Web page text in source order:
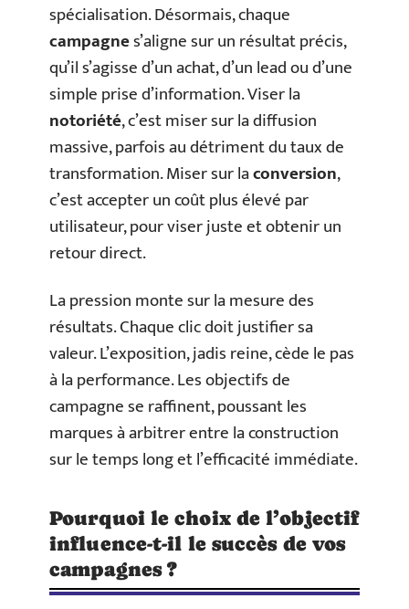
spécialisation. Désormais, chaque
campagnes’aligne sur un résultat précis,
qu’il s’agisse d’un achat, d’un lead ou d’une
simple prise d’information. Viser la
notoriété, c’est miser sur la diffusion
massive, parfois au détriment du taux de
transformation. Miser sur laconversion,
c’est accepter un coût plus élevé par
utilisateur, pour viser juste et obtenir un
retour direct.
La pression monte sur la mesure des
résultats. Chaque clic doit justifier sa
valeur. L’exposition, jadis reine, cède le pas
à la performance. Les objectifs de
campagne se raffinent, poussant les
marques à arbitrer entre la construction
sur le temps long et l’efficacité immédiate.
Pourquoi le choix de l’objectif
influence-t-il le succès de vos
campagnes ?